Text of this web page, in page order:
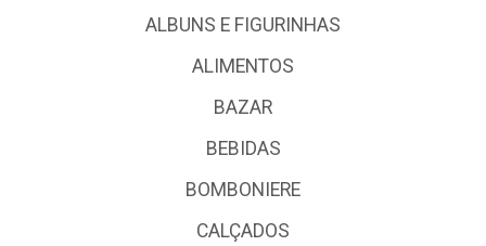
ALBUNS E FIGURINHAS
ALIMENTOS
BAZAR
BEBIDAS
BOMBONIERE
CALÇADOS